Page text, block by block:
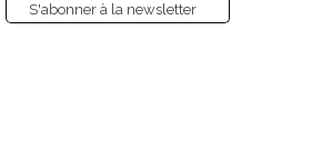
S'abonner à la newsletter